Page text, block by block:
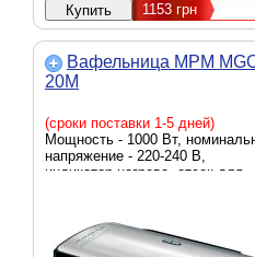
1153грн
Вафельница MPM
20M
(сроки поставки 1-5 дней)
Мощность - 1000 Вт,
напряжение - 220-240 В,
индикатор нагрева, отсек для